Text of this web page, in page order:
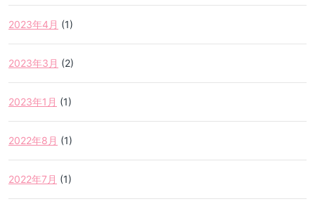
2023年4月 (1)
2023年3月 (2)
2023年1月 (1)
2022年8月 (1)
2022年7月 (1)